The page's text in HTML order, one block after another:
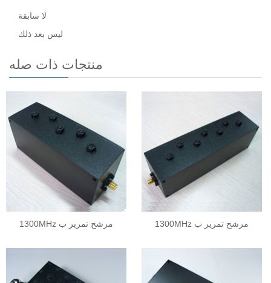
لا سابقة
ليس بعد ذلك
منتجات ذات صله
1300MHz مرشح تمرير ب 1300MHz مرشح تمرير ب